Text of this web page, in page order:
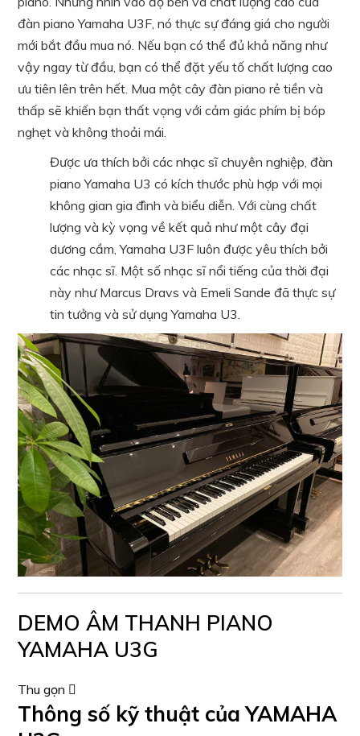
đàn piano Yamaha U3F, nó thực sự đáng giá cho người
mới bắt đầu mua nó. Nếu bạn có thể đủ khả năng như
vậy ngay từ đầu, bạn có thể đặt yếu tố chất lượng cao
ưu tiên lên trên hết. Mua một cây đàn piano rẻ tiền và
thấp sẽ khiến bạn thất vọng với cảm giác phím bị bóp
nghẹt và không thoải mái.
Được ưa thích bởi các nhạc sĩ chuyên nghiệp, đàn
piano Yamaha U3 có kích thước phù hợp với mọi
không gian gia đình và biểu diễn. Với cùng chất
lượng và kỳ vọng về kết quả như một cây đại
dương cầm, Yamaha U3F luôn được yêu thích bởi
các nhạc sĩ. Một số nhạc sĩ nổi tiếng của thời đại
này như Marcus Dravs và Emeli Sande đã thực sự
tin tưởng và sử dụng Yamaha U3.
DEMO ÂM THANH PIANO
YAMAHA U3G
Thu gọn
Thông số kỹ thuật của YAMAHA